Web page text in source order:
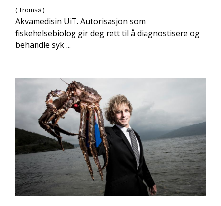
( Tromsø )
Akvamedisin UiT. Autorisasjon som
fiskehelsebiolog gir deg rett til å diagnostisere og
behandle syk ...